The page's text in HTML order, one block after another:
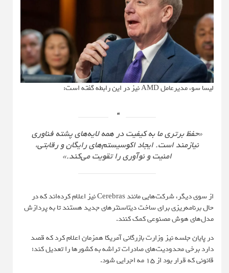
لیسا سو، مدیرعامل AMD نیز در این رابطه گفته است:
«حفظ برتری ما به کیفیت در همه لایه‌های پشته فناوری
نیازمند است. ایجاد اکوسیستم‌های رایگان و رقابتی،
امنیت و نوآوری را تقویت می‌کند.»
از سوی دیگر، شرکت‌هایی مانند Cerebras نیز اعلام کرده‌اند که در
حال برنامه‌ریزی برای ساخت دیتاسنترهای جدید هستند تا به پردازش
مدل‌های هوش مصنوعی کمک کنند.
در پایان جلسه نیز وزارت بازرگانی آمریکا همزمان اعلام کرد که قصد
دارد برخی محدودیت‌های صادرات تراشه به کشورها را تعدیل کند؛
قانونی که قرار بود از 15 مه اجرایی شود.